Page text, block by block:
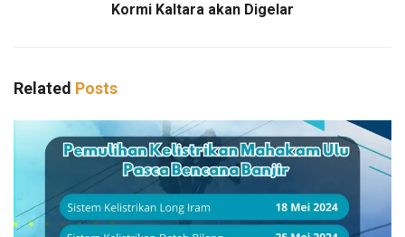
Kormi Kaltara akan Digelar
Related Posts